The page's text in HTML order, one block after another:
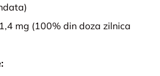
mg (100% din doza zilnica